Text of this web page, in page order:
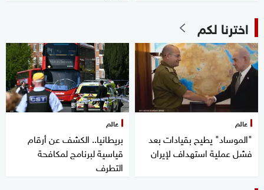
اخترنا لكم
عالم
"الموساد" يطيح بقيادات بعد
فشل عملية استهداف لإيران
عالم
بريطانيا.. الكشف عن أرقام
قياسية لبرنامج لمكافحة
التطرف